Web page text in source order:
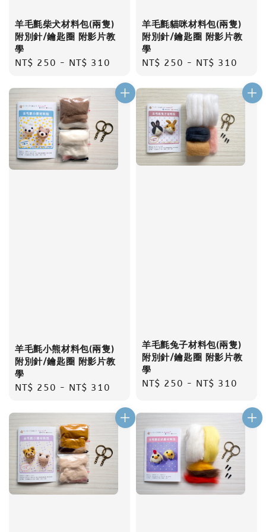
羊毛氈柴犬材料包(兩隻)
附別針/鑰匙圈 附影片教
學
Regular
NT$ 250 - NT$ 310
羊毛氈貓咪材料包(兩隻)
附別針/鑰匙圈 附影片教
學
Regular
NT$ 250 - NT$ 310
羊毛氈小熊材料包(兩隻)
附別針/鑰匙圈 附影片教
學
Regular
NT$ 250 - NT$ 310
羊毛氈兔子材料包(兩隻)
附別針/鑰匙圈 附影片教
學
Regular
NT$ 250 - NT$ 310